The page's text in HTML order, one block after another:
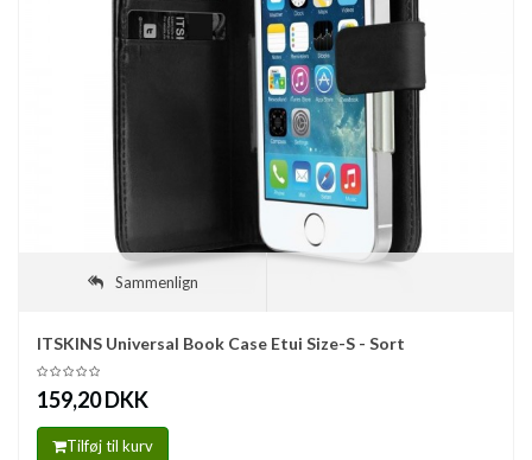
Sammenlign
ITSKINS Universal Book Case Etui Size-S - Sort
159,20 DKK
Tilføj til kurv